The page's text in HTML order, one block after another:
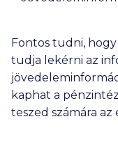
Fontos tudni,
tudja lekérni az
kaphat a
teszed számára